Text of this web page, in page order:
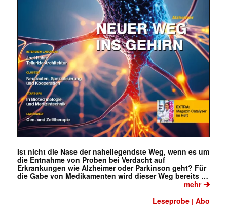
Ist nicht die Nase der naheliegendste Weg, wenn es um
die Entnahme von Proben bei Verdacht auf
Erkrankungen wie Alzheimer oder Parkinson geht? Für
die Gabe von Medikamenten wird dieser Weg bereits …
mehr➔
Leseprobe |Abo